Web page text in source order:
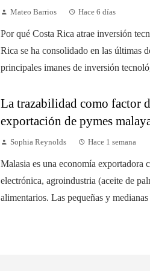
Mateo Barrios Hace 6 días
Por qué Costa Rica atrae inversión
Rica se ha consolidado en las últimas
principales imanes de inversión
La trazabilidad como factor
exportación de pymes
Sophia Reynolds Hace 1 semana
Malasia es una economía exportadora
electrónica, agroindustria (aceite de
alimentarios. Las pequeñas y